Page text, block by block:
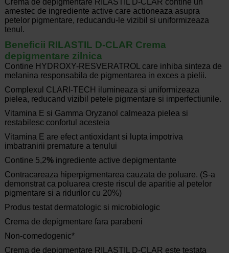
Crema de depigmentare RILASTIL D-CLAR contine un
amestec de ingrediente active care actioneaza asupra
petelor pigmentare, reducandu-le vizibil si uniformizeaza
tenul.
Beneficii RILASTIL D-CLAR Crema
depigmentare zilnica
Contine HYDROXY-RESVERATROL care inhiba sinteza de
melanina responsabila de pigmentarea in exces a pielii.
Complexul CLARI-TECH ilumineaza si uniformizeaza
pielea, reducand vizibil petele pigmentare si imperfectiunile.
Vitamina E si Gamma Oryzanol calmeaza pielea si
restabilesc confortul acesteia
Vitamina E are efect antioxidant si lupta impotriva
imbatranirii premature a tenului
Contine 5,2%ingrediente active depigmentante
Contracareaza hiperpigmentarea cauzata de poluare. (S-a
demonstrat ca poluarea creste riscul de aparitie al petelor
pigmentare si a ridurilor cu 20%)
Produs testat dermatologic si microbiologic
Crema de depigmentare fara parabeni
Non-comedogenic*
Crema de depigmentare RILASTIL D-CLAR este testata